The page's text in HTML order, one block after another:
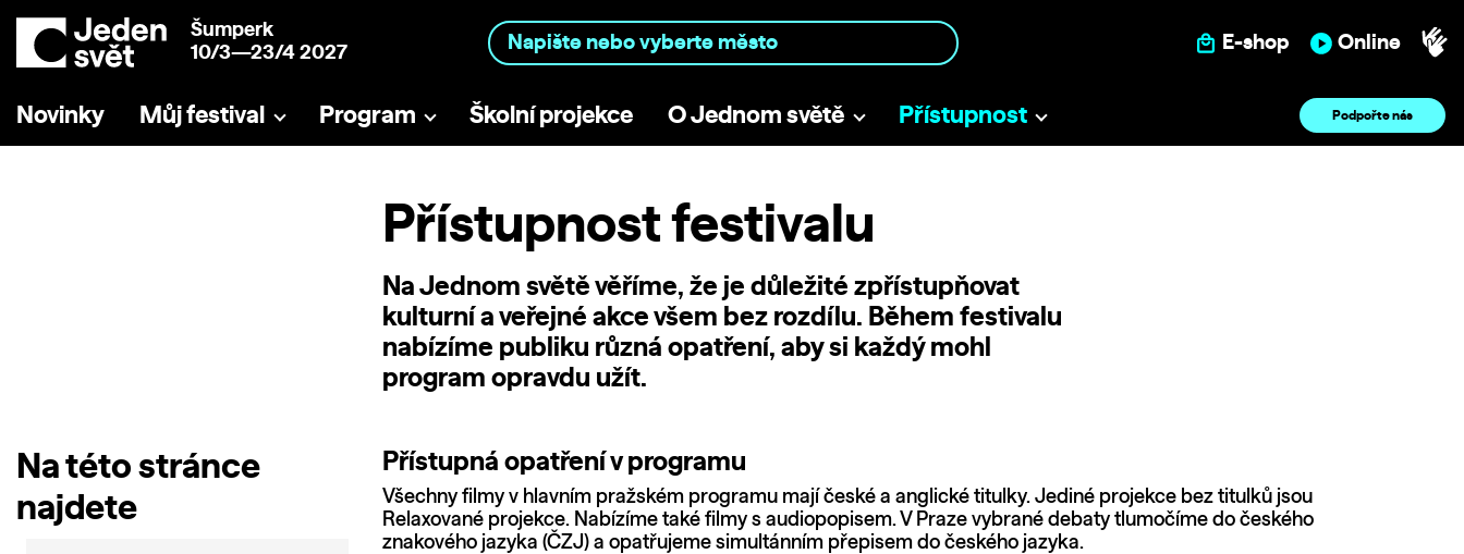
Šumperk
10/3—23/4 2027
E-shop Online
Novinky Můj festival Program Školní projekce O Jednom světě Přístupnost Podpořte nás
Přístupnost festivalu
Na Jednom světě věříme, že je důležité zpřístupňovat
kulturní a veřejné akce všem bez rozdílu. Během festivalu
nabízíme publiku různá opatření, aby si každý mohl
program opravdu užít.
Na této stránce
najdete
Přístupná opatření v programu
Všechny filmy v hlavním pražském programu mají české a anglické titulky. Jediné projekce bez titulků jsou
Relaxované projekce. Nabízíme také filmy s audiopopisem. V Praze vybrané debaty tlumočíme do českého
znakového jazyka (ČZJ) a opatřujeme simultánním přepisem do českého jazyka.